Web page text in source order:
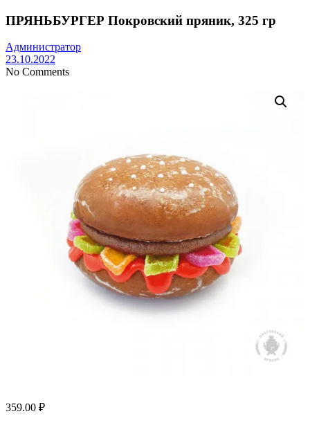
ПРЯНЬБУРГЕР Покровский пряник, 325 гр
Администратор
23.10.2022
No Comments
359.00 ₽